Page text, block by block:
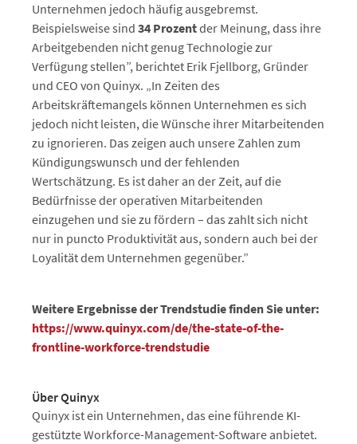
Unternehmen jedoch häufig ausgebremst.
Beispielsweise sind 34 Prozentder Meinung, dass ihre
Arbeitgebenden nicht genug Technologie zur
Verfügung stellen”, berichtet Erik Fjellborg, Gründer
und CEO von Quinyx. „In Zeiten des
Arbeitskräftemangels können Unternehmen es sich
jedoch nicht leisten, die Wünsche ihrer Mitarbeitenden
zu ignorieren. Das zeigen auch unsere Zahlen zum
Kündigungswunsch und der fehlenden
Wertschätzung. Es ist daher an der Zeit, auf die
Bedürfnisse der operativen Mitarbeitenden
einzugehen und sie zu fördern – das zahlt sich nicht
nur in puncto Produktivität aus, sondern auch bei der
Loyalität dem Unternehmen gegenüber.”
Weitere Ergebnisse der Trendstudie finden Sie unter:
https://www.quinyx.com/de/the-state-of-the-
frontline-workforce-trendstudie
Über Quinyx
Quinyx ist ein Unternehmen, das eine führende KI-
gestützte Workforce-Management-Software anbietet.